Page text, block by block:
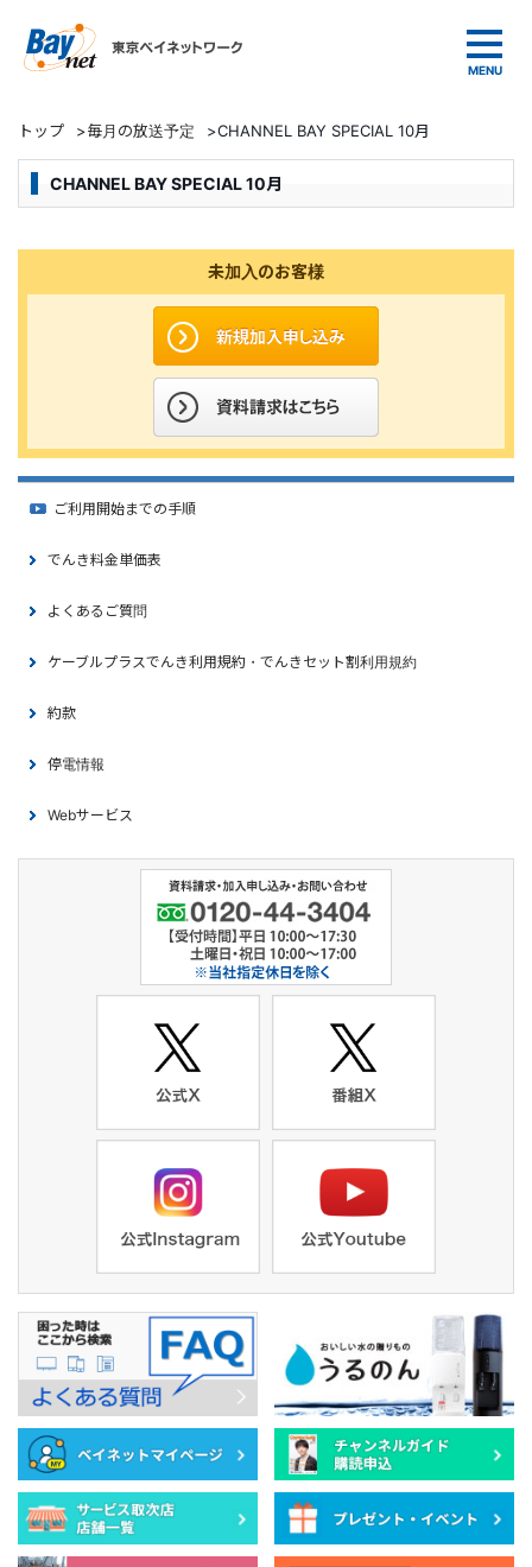
トップ >毎月の放送予定 >CHANNEL BAY SPECIAL 10月
CHANNEL BAY SPECIAL 10月
未加入のお客様
ご利用開始までの手順
でんき料金単価表
よくあるご質問
ケーブルプラスでんき利用規約・でんきセット割利用規約
約款
停電情報
Webサービス